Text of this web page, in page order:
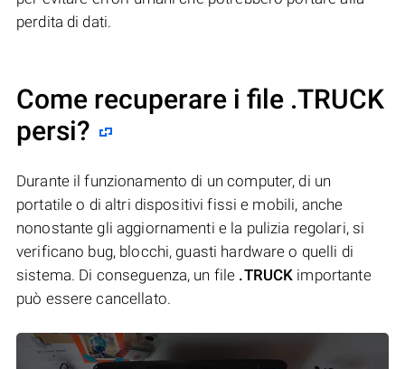
perdita di dati.
Come recuperare i file .TRUCK
persi?
Durante il funzionamento di un computer, di un
portatile o di altri dispositivi fissi e mobili, anche
nonostante gli aggiornamenti e la pulizia regolari, si
verificano bug, blocchi, guasti hardware o quelli di
sistema. Di conseguenza, un file .TRUCK importante
può essere cancellato.